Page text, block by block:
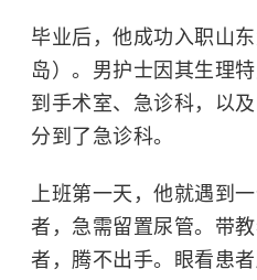
毕业后，他成功入职山
岛）。男护士因其生理
到手术室、急诊科，以
分到了急诊科。
上班第一天，他就遇到
者，急需留置尿管。带
者，腾不出手。眼看患